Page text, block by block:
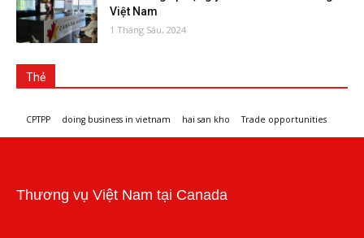
Việt Nam
1 Tháng Sáu, 2024
Thẻ
CPTPP doing business in vietnam hai san kho Trade opportunities
Thương vụ Việt Nam tại Canada